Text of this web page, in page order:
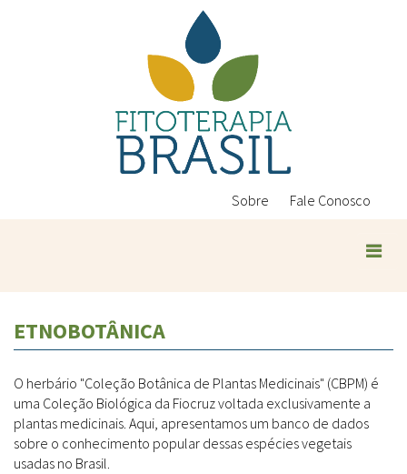
Sobre Fale Conosco
ETNOBOTÂNICA
O herbário "Coleção Botânica de Plantas Medicinais" (CBPM) é
uma Coleção Biológica da Fiocruz voltada exclusivamente a
plantas medicinais. Aqui, apresentamos um banco de dados
sobre o conhecimento popular dessas espécies vegetais
usadas no Brasil.